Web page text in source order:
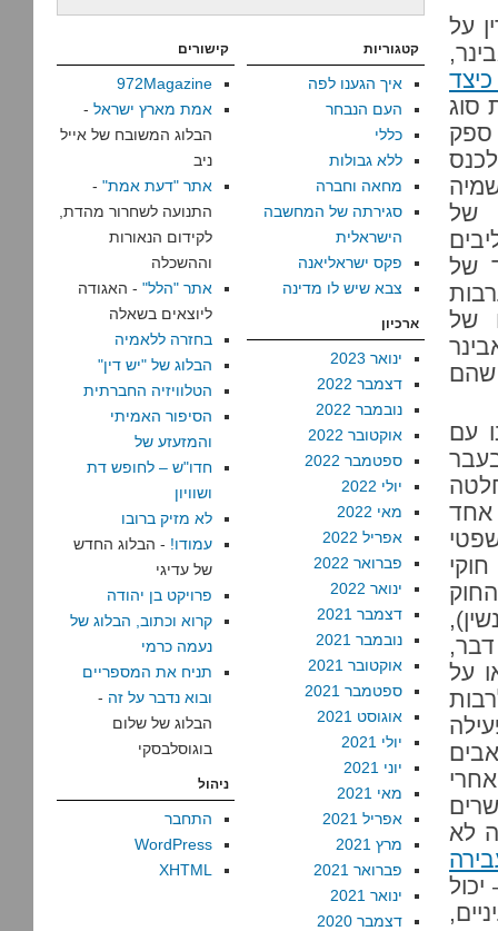
על
סוג
ספק
של
של
של
שהם
עם
אחד
לחוק העונשין),
על
לא
קטגוריות
איך הגענו לפה
העם הנבחר
כללי
ללא גבולות
מחאה וחברה
סגירתה של המחשבה
הישראלית
פקס ישראליאנה
צבא שיש לו מדינה
ארכיון
ינואר 2023
דצמבר 2022
נובמבר 2022
אוקטובר 2022
ספטמבר 2022
יולי 2022
מאי 2022
אפריל 2022
פברואר 2022
ינואר 2022
דצמבר 2021
נובמבר 2021
אוקטובר 2021
ספטמבר 2021
אוגוסט 2021
יולי 2021
יוני 2021
מאי 2021
אפריל 2021
מרץ 2021
פברואר 2021
ינואר 2021
דצמבר 2020
קישורים
972Magazine
אמת מארץ ישראל -
הבלוג המשובח של אייל
ניב
אתר "דעת אמת" -
התנועה לשחרור מהדת,
לקידום הנאורות
וההשכלה
אתר "הלל" - האגודה
ליוצאים בשאלה
בחזרה ללאמיה
הבלוג של "יש דין"
הטלוויזיה החברתית
הסיפור האמיתי
והמזעזע של
חדו"ש – לחופש דת
ושוויון
לא מזיק ברובו
עמודו! - הבלוג החדש
של עדיגי
פרויקט בן יהודה
קרוא וכתוב, הבלוג של
נעמה כרמי
תניח את המספריים
ובוא נדבר על זה -
הבלוג של שלום
בוגוסלבסקי
ניהול
התחבר
WordPress
XHTML